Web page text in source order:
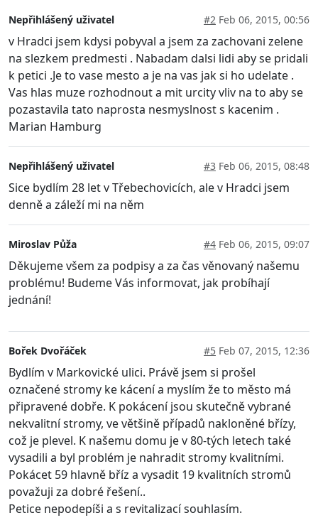
Nepřihlášený uživatel #2 Feb 06, 2015, 00:56
v Hradci jsem kdysi pobyval a jsem za zachovani zelene
na slezkem predmesti . Nabadam dalsi lidi aby se pridali
k petici .Je to vase mesto a je na vas jak si ho udelate .
Vas hlas muze rozhodnout a mit urcity vliv na to aby se
pozastavila tato naprosta nesmyslnost s kacenim .
Marian Hamburg
Nepřihlášený uživatel #3 Feb 06, 2015, 08:48
Sice bydlím 28 let v Třebechovicích, ale v Hradci jsem
denně a záleží mi na něm
Miroslav Půža #4 Feb 06, 2015, 09:07
Děkujeme všem za podpisy a za čas věnovaný našemu
problému! Budeme Vás informovat, jak probíhají
jednání!
Bořek Dvořáček #5 Feb 07, 2015, 12:36
Bydlím v Markovické ulici. Právě jsem si prošel
označené stromy ke kácení a myslím že to město má
připravené dobře. K pokácení jsou skutečně vybrané
nekvalitní stromy, ve většině případů nakloněné břízy,
což je plevel. K našemu domu je v 80-tých letech také
vysadili a byl problém je nahradit stromy kvalitními.
Pokácet 59 hlavně bříz a vysadit 19 kvalitních stromů
považuji za dobré řešení..
Petice nepodepíši a s revitalizací souhlasím.